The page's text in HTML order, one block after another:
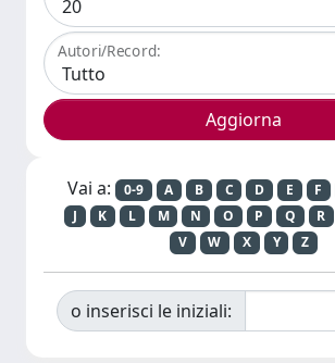
Autori/Record:
Vai a: 0-9 A B C D E F
J
K L M N O P Q R
V
W X Y Z
o inserisci le iniziali: